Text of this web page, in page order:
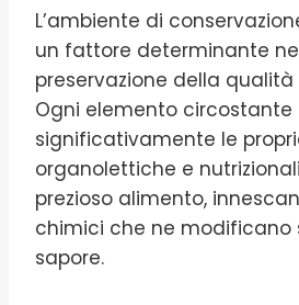
L’ambiente di
un fattore determinante
preservazione della qualità
Ogni elemento circostante
significativamente le
organolettiche e
prezioso alimento,
chimici che ne modificano
sapore.